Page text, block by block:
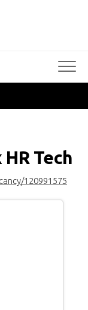
Tech
120991575